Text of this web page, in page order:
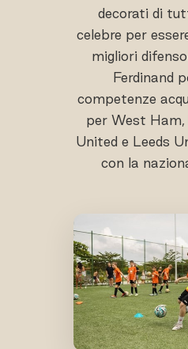
decorati di
celebre per
migliori
Ferdinand
competenze
per West
United e Leeds
con la